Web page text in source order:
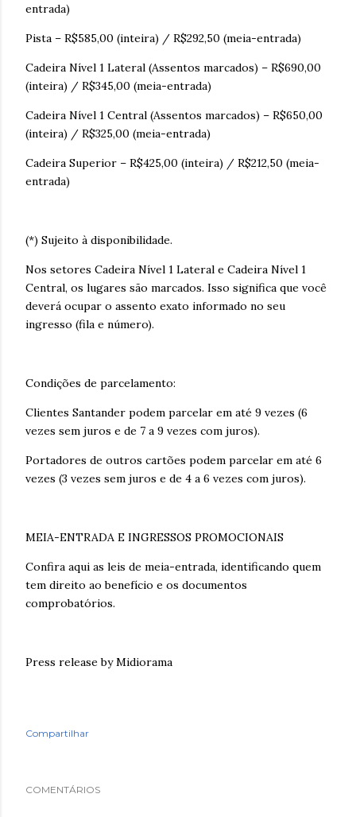
entrada)
Pista – R$585,00 (inteira) / R$292,50 (meia-entrada)
Cadeira Nível 1 Lateral (Assentos marcados) – R$690,00
(inteira) / R$345,00 (meia-entrada)
Cadeira Nível 1 Central (Assentos marcados) – R$650,00
(inteira) / R$325,00 (meia-entrada)
Cadeira Superior – R$425,00 (inteira) / R$212,50 (meia-
entrada)
(*) Sujeito à disponibilidade.
Nos setores Cadeira Nível 1 Lateral e Cadeira Nível 1
Central, os lugares são marcados. Isso significa que você
deverá ocupar o assento exato informado no seu
ingresso (fila e número).
Condições de parcelamento:
Clientes Santander podem parcelar em até 9 vezes (6
vezes sem juros e de 7 a 9 vezes com juros).
Portadores de outros cartões podem parcelar em até 6
vezes (3 vezes sem juros e de 4 a 6 vezes com juros).
MEIA-ENTRADA E INGRESSOS PROMOCIONAIS
Confira aqui as leis de meia-entrada, identificando quem
tem direito ao benefício e os documentos
comprobatórios.
Press release by Midiorama
Compartilhar
COMENTÁRIOS